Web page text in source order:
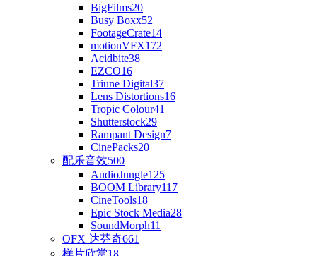
BigFilms20
Busy Boxx52
FootageCrate14
motionVFX172
Acidbite38
EZCO16
Triune Digital37
Lens Distortions16
Tropic Colour41
Shutterstock29
Rampant Design7
CinePacks20
配乐音效500
AudioJungle125
BOOM Library117
CineTools18
Epic Stock Media28
SoundMorph11
OFX 达芬奇661
样片欣赏18